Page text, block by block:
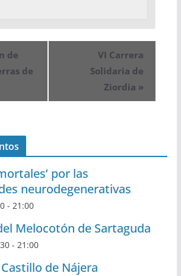
de
de
VI Carrera
Solidaria de
Ziordia »
por las
neurodegenerativas
- 21:00
Melocotón de Sartaguda
- 21:00
de Nájera